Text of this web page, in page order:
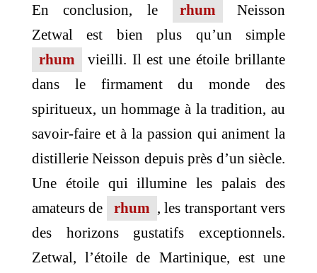
En conclusion, le rhum
Neisson
Zetwal est bien plus qu’un simple
rhum
vieilli. Il est une étoile brillante
dans le firmament du monde des
spiritueux, un hommage à la tradition, au
savoir-faire et à la passion qui animent la
distillerie Neisson depuis près d’un siècle.
Une étoile qui illumine les palais des
amateurs de
rhum , les transportant vers
des horizons gustatifs exceptionnels.
Zetwal, l’étoile de Martinique, est une